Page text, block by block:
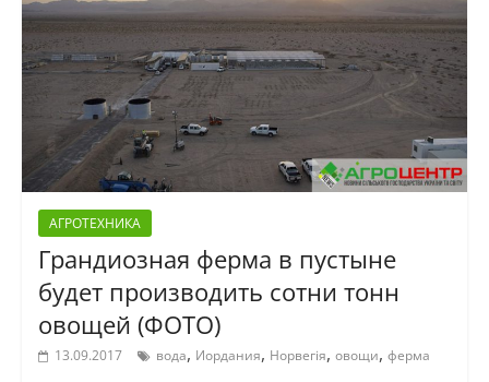
АГРОТЕХНИКА
Грандиозная ферма в пустыне
будет производить сотни тонн
овощей (ФОТО)
13.09.2017 вода, Иордания, Норвегія, овощи, ферма